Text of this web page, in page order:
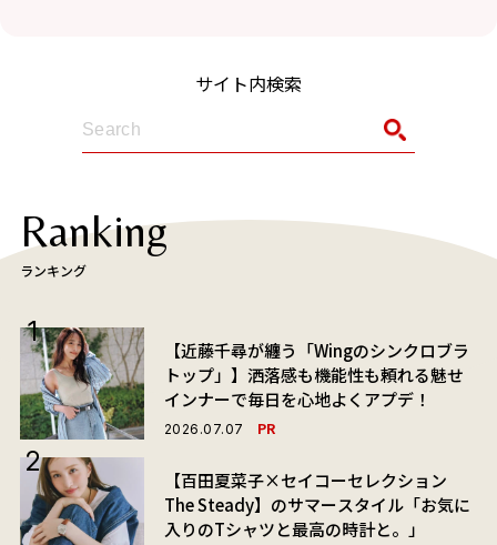
サイト内検索
Ranking
ランキング
【近藤千尋が纏う「Wingのシンクロブラ
トップ」】洒落感も機能性も頼れる魅せ
インナーで毎日を心地よくアプデ！
2026.07.07 PR
【百田夏菜子×セイコーセレクション
The Steady】のサマースタイル「お気に
入りのTシャツと最高の時計と。」